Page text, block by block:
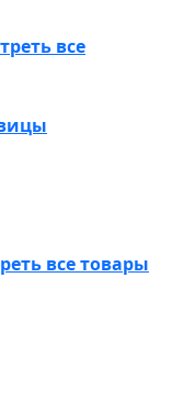
все
все товары